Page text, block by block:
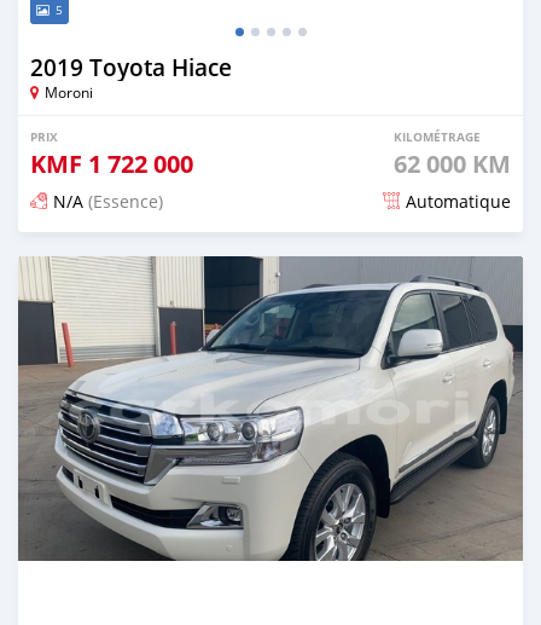
5
2019 Toyota Hiace
Moroni
PRIX
KMF 1 722 000
KILOMÉTRAGE
62 000 KM
N/A (Essence) Automatique
Publié il y a 20 jours